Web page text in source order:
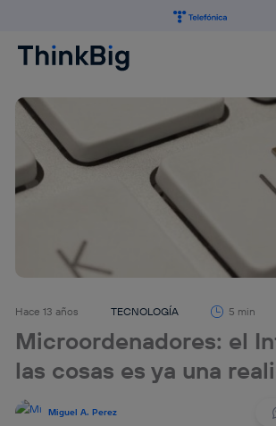
Hace 13 años TECNOLOGÍA 5 min
Microordenadores: el
las cosas es ya una
Miguel A. Perez